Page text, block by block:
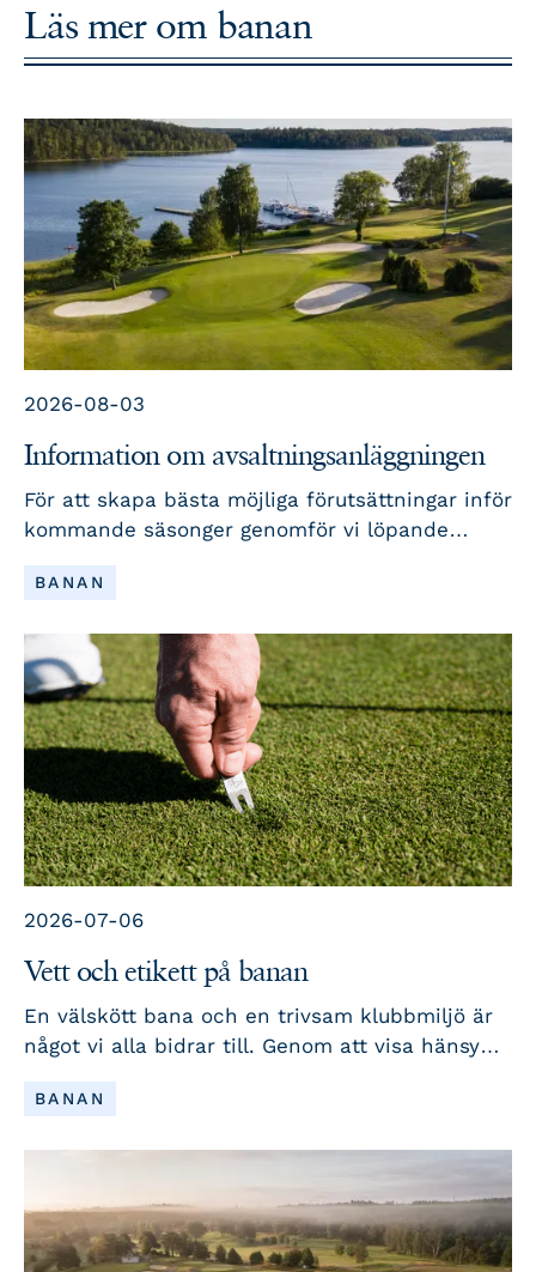
Läs mer om banan
2026-08-03
Information om avsaltningsanläggningen
För att skapa bästa möjliga förutsättningar inför
kommande säsonger genomför vi löpande
underhåll och utveckling av vår
avsaltningsanläggning. Här berättar vi mer om
BANAN
LÄS MER
2026-07-06
Vett och etikett på banan
En välskött bana och en trivsam klubbmiljö är
något vi alla bidrar till. Genom att visa hänsyn
gemensamma utrymmen samt följa några enkla
både medlemmar och gäster. Här följer några
viktiga påminnelser som gör stor skillnad i
vardagen på klubben.
BANAN
LÄS MER